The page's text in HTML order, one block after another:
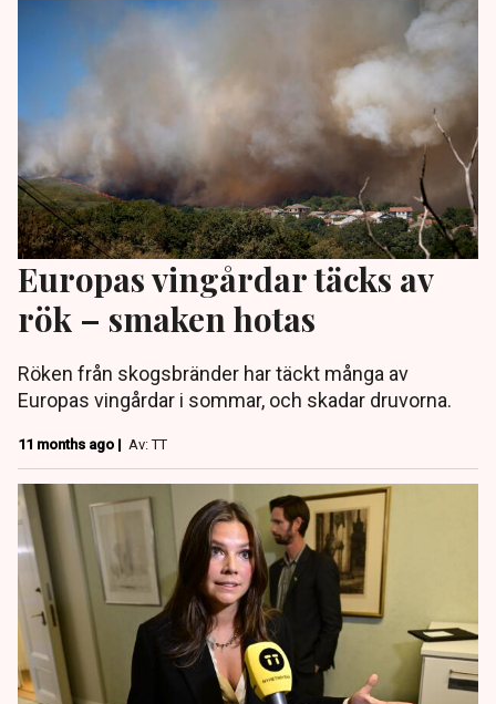
Europas vingårdar täcks av
rök – smaken hotas
Röken från skogsbränder har täckt många av
Europas vingårdar i sommar, och skadar druvorna.
11 months ago | Av: TT